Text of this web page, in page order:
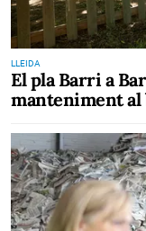
LLEIDA
El pla Barri a
manteniment al